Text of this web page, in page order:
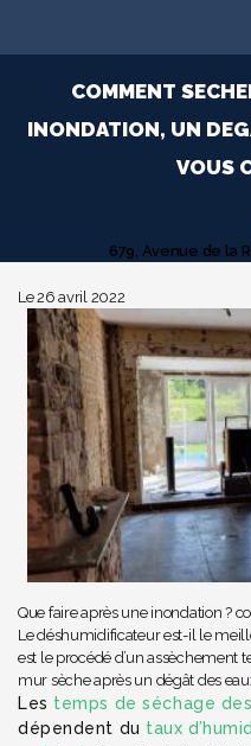
COMMENT
INONDATION, UN
VOUS
679, Avenue de la
Le 26 avril 2022
Que faire après une inondation ?
Le déshumidificateur est-il le
est le procédé d’un assèchement
mur sèche après un dégât des
Les temps de séchage
dépendent du taux